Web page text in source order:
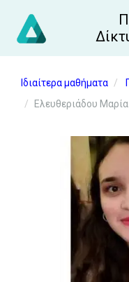
Ιδιαίτερα μαθήματα
Ελευθεριάδου